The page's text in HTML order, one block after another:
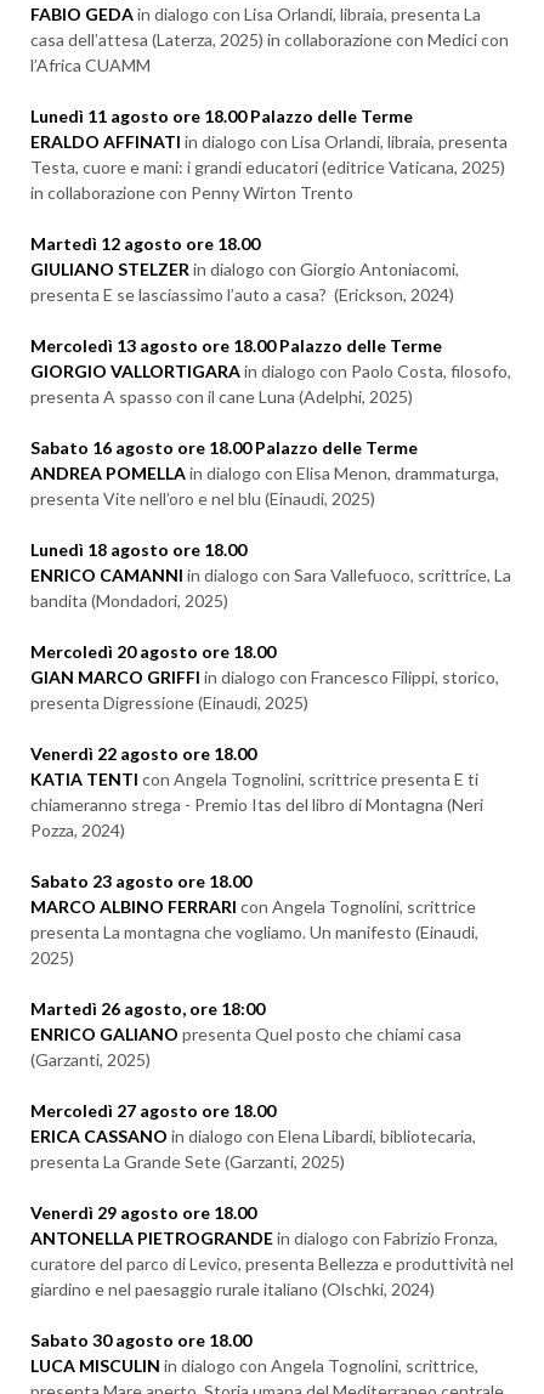
PARTENZA
ADULTI
FABIO GEDAin dialogo con Lisa Orlandi, libraia, presenta La
casa dell’attesa (Laterza, 2025) in collaborazione con Medici con
l’Africa CUAMM
Lunedì 11 agosto ore 18.00 Palazzo delle Terme
ERALDO AFFINATI in dialogo con Lisa Orlandi, libraia, presenta
Testa, cuore e mani: i grandi educatori (editrice Vaticana, 2025)
in collaborazione con Penny Wirton Trento
Martedì 12 agosto ore 18.00
GIULIANO STELZER in dialogo con Giorgio Antoniacomi,
presenta E se lasciassimo l’auto a casa? (Erickson, 2024)
Mercoledì 13 agosto ore 18.00 Palazzo delle Terme
GIORGIO VALLORTIGARAin dialogo con Paolo Costa, filosofo,
presenta A spasso con il cane Luna (Adelphi, 2025)
Sabato 16 agosto ore 18.00 Palazzo delle Terme
ANDREA POMELLAin dialogo con Elisa Menon, drammaturga,
presenta Vite nell’oro e nel blu (Einaudi, 2025)
Lunedì 18 agosto ore 18.00
ENRICO CAMANNI in dialogo con Sara Vallefuoco, scrittrice, La
bandita (Mondadori, 2025)
Mercoledì 20 agosto ore 18.00
GIAN MARCO GRIFFI in dialogo con Francesco Filippi, storico,
presenta Digressione (Einaudi, 2025)
Venerdì 22 agosto ore 18.00
KATIA TENTI con Angela Tognolini, scrittrice presenta E ti
chiameranno strega - Premio Itas del libro di Montagna (Neri
Pozza, 2024)
Sabato 23 agosto ore 18.00
MARCO ALBINO FERRARI con Angela Tognolini, scrittrice
presenta La montagna che vogliamo. Un manifesto (Einaudi,
2025)
Martedì 26 agosto, ore 18:00
ENRICO GALIANO presenta Quel posto che chiami casa
(Garzanti, 2025)
Mercoledì 27 agosto ore 18.00
ERICA CASSANO in dialogo con Elena Libardi, bibliotecaria,
presenta La Grande Sete (Garzanti, 2025)
Venerdì 29 agosto ore 18.00
ANTONELLA PIETROGRANDEin dialogo con Fabrizio Fronza,
curatore del parco di Levico, presenta Bellezza e produttività nel
giardino e nel paesaggio rurale italiano (Olschki, 2024)
Sabato 30 agosto ore 18.00
LUCA MISCULIN in dialogo con Angela Tognolini, scrittrice,